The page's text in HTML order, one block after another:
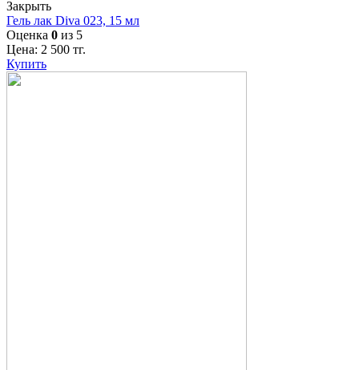
Закрыть
Гель лак Diva 023, 15 мл
Оценка 0 из 5
Цена: 2 500 тг.
Купить